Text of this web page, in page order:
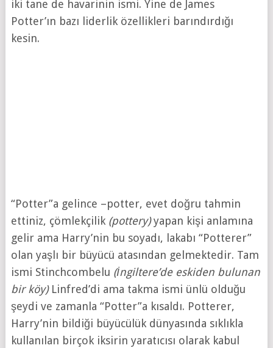
iki tane de havarinin ismi. Yine de James
Potter’ın bazı liderlik özellikleri barındırdığı
kesin.
“Potter”a gelince –potter, evet doğru tahmin
ettiniz, çömlekçilik(pottery)yapan kişi anlamına
gelir ama Harry’nin bu soyadı, lakabı “Potterer”
olan yaşlı bir büyücü atasından gelmektedir. Tam
ismi Stinchcombelu (İngiltere’de eskiden bulunan
bir köy) Linfred’di ama takma ismi ünlü olduğu
şeydi ve zamanla “Potter”a kısaldı. Potterer,
Harry’nin bildiği büyücülük dünyasında sıklıkla
kullanılan birçok iksirin yaratıcısı olarak kabul